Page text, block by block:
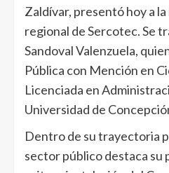
Zaldívar, presentó hoy a
regional de Sercotec. Se
Sandoval Valenzuela,
Pública con Mención en
Licenciada en
Universidad de
Dentro de su trayectoria
sector público destaca su